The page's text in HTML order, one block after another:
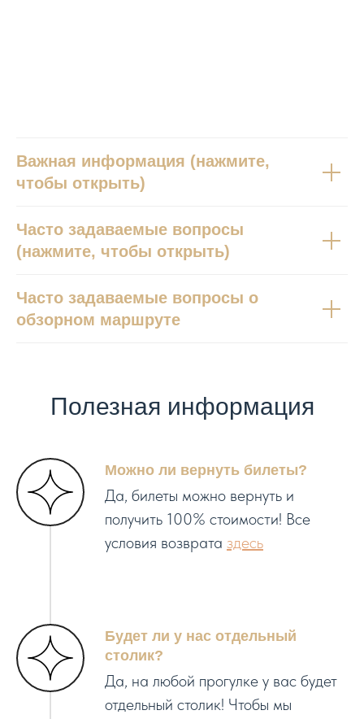
Важная информация (нажмите,
чтобы открыть)
Часто задаваемые вопросы
(нажмите, чтобы открыть)
Часто задаваемые вопросы о
обзорном маршруте
Полезная информация
Можно ли вернуть билеты?
Да, билеты можно вернуть и
получить 100% стоимости! Все
условия возврата здесь
Будет ли у нас отдельный
столик?
Да, на любой прогулке у вас будет
отдельный столик! Чтобы мы